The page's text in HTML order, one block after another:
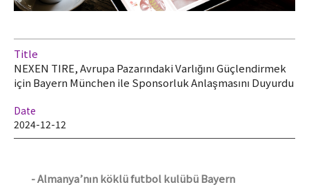
Title
NEXEN TIRE, Avrupa Pazarındaki Varlığını Güçlendirmek
için Bayern München ile Sponsorluk Anlaşmasını Duyurdu
Date
2024-12-12
- Almanya’nın köklü futbol kulübü Bayern